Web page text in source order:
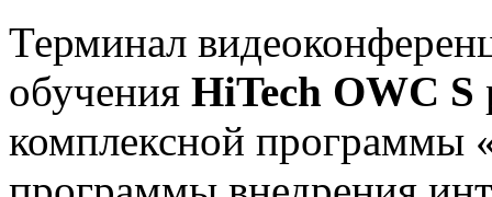
Терминал
обучения HiTech OWC S
комплексной программы